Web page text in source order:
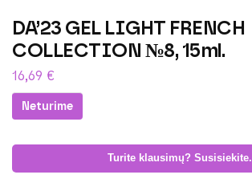
DA’23 GEL LIGHT FRENCH
COLLECTION №8, 15ml.
16,69 €
Neturime
Turite klausimų? Susisiekite.